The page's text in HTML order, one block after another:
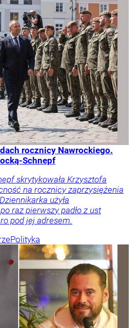
rocznicy Nawrockiego.
Schnepf
skrytykowała Krzysztofa
na rocznicy zaprzysiężenia
użyła
raz pierwszy padło z ust
pod jej adresem.
Polityka